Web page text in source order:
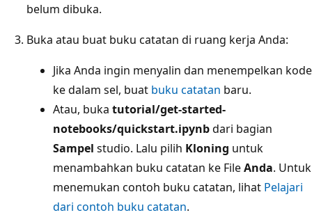
belum dibuka.
Buka atau buat buku catatan di ruang kerja Anda:
Jika Anda ingin menyalin dan menempelkan kode
ke dalam sel, buat buku catatan baru.
Atau, buka tutorial/get-started-
notebooks/quickstart.ipynbdari bagian
Sampel studio. Lalu pilih Kloning untuk
menambahkan buku catatan ke FileAnda. Untuk
menemukan contoh buku catatan, lihat Pelajari
dari contoh buku catatan.